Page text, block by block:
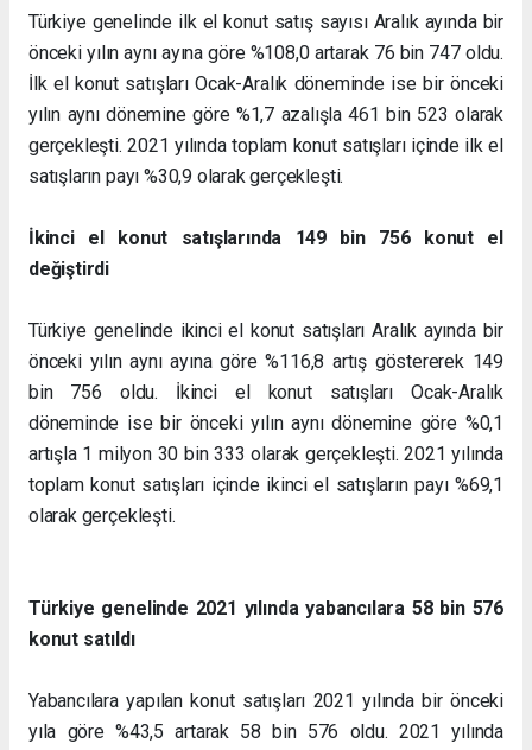
Türkiye genelinde ilk el konut satış sayısı Aralık ayında bir
önceki yılın aynı ayına göre %108,0 artarak 76 bin 747 oldu.
İlk el konut satışları Ocak-Aralık döneminde ise bir önceki
yılın aynı dönemine göre %1,7 azalışla 461 bin 523 olarak
gerçekleşti. 2021 yılında toplam konut satışları içinde ilk el
satışların payı %30,9 olarak gerçekleşti.
İkinci el konut satışlarında 149 bin 756 konut el
değiştirdi
Türkiye genelinde ikinci el konut satışları Aralık ayında bir
önceki yılın aynı ayına göre %116,8 artış göstererek 149
bin 756 oldu. İkinci el konut satışları Ocak-Aralık
döneminde ise bir önceki yılın aynı dönemine göre %0,1
artışla 1 milyon 30 bin 333 olarak gerçekleşti. 2021 yılında
toplam konut satışları içinde ikinci el satışların payı %69,1
olarak gerçekleşti.
Türkiye genelinde 2021 yılında yabancılara 58 bin 576
konut satıldı
Yabancılara yapılan konut satışları 2021 yılında bir önceki
yıla göre %43,5 artarak 58 bin 576 oldu. 2021 yılında